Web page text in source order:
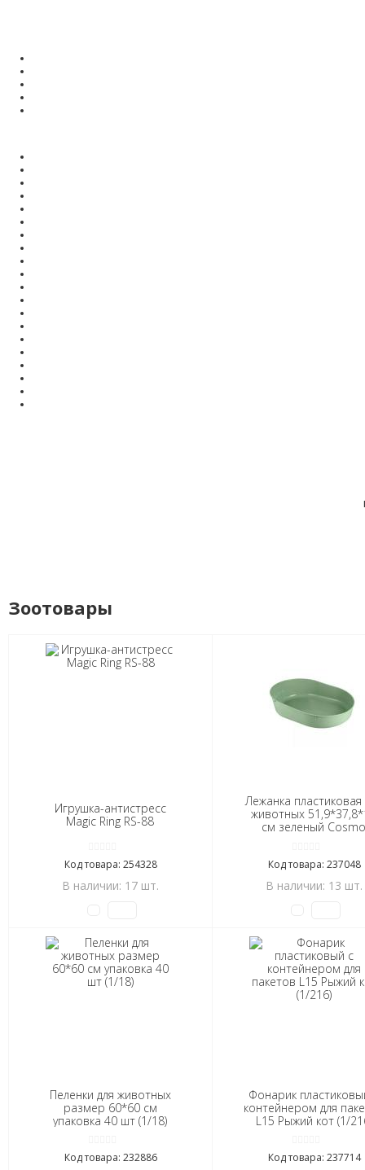
Зоотовары
Игрушка-антистресс
Magic Ring RS-88
Код товара: 254328
В наличии: 17 шт.
Лежанка пластиковая
животных
см зеленый
Код товара: 237048
В наличии: 13 шт.
Пеленки для животных
размер 60*60 см
упаковка 40 шт (1/18)
Код товара: 232886
Фонарик
контейнером для
L15 Рыжий кот (1/
Код товара: 237714